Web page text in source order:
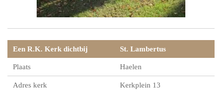
Een R.K. Kerk dichtbij St. Lambertus
Plaats Haelen
Adres kerk Kerkplein 13